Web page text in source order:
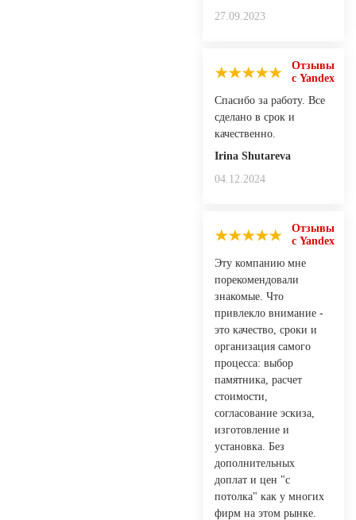
27.09.2023
Отзывы
с Yandex
Спасибо за работу. Все
сделано в срок и
качественно.
Irina Shutareva
04.12.2024
Отзывы
с Yandex
Эту компанию мне
порекомендовали
знакомые. Что
привлекло внимание -
это качество, сроки и
организация самого
процесса: выбор
памятника, расчет
стоимости,
согласование эскиза,
изготовление и
установка. Без
дополнительных
доплат и цен "с
потолка" как у многих
фирм на этом рынке.